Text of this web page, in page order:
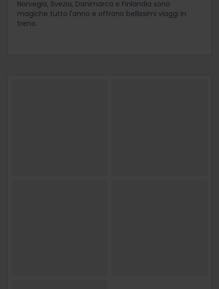
Norvegia, Svezia, Danimarca e Finlandia sono
magiche tutto l'anno e offrono bellissimi viaggi in
treno.